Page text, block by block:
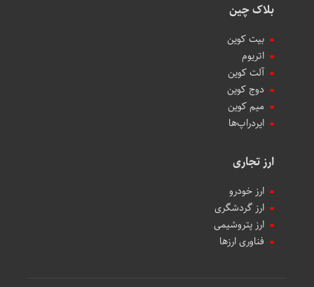
بلاک چین
بیت کوین
اتریوم
آلت کوین
دوج کوین
میم کوین‌
ایردراپ‌ها
ارز تجاری
ارز خودرو
ارز گردشگری
ارز پتروشیمی
فناوری ارزها